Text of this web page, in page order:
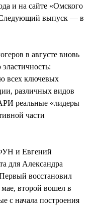
и на сайте «Омского
Следующий выпуск — в
в августе вновь
всех ключевых
различных видов
реальные «лидеры
части
и Евгений
для Александра
восстановил
второй вошел в
с начала построения